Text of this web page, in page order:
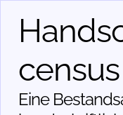
census
Eine